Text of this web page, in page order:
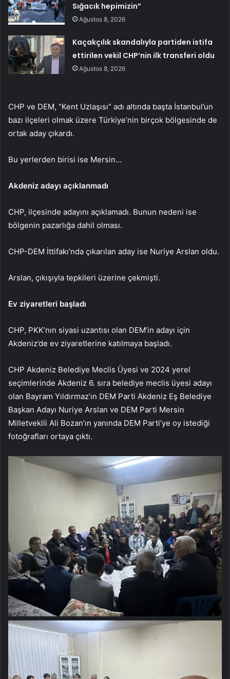
Sığacık hepimizin”
Ağustos 8, 2026
Kaçakçılık skandalıyla partiden istifa
ettirilen vekil CHP’nin ilk transferi oldu
Ağustos 8, 2026
CHP ve DEM, “Kent Uzlaşısı” adı altında başta İstanbul’un
bazı ilçeleri olmak üzere Türkiye’nin birçok bölgesinde de
ortak aday çıkardı.
Bu yerlerden birisi ise Mersin…
Akdeniz adayı açıklanmadı
CHP, ilçesinde adayını açıklamadı. Bunun nedeni ise
bölgenin pazarlığa dahil olması.
CHP-DEM İttifakı’nda çıkarılan aday ise Nuriye Arslan oldu.
Arslan, çıkışıyla tepkileri üzerine çekmişti.
Ev ziyaretleri başladı
CHP, PKK’nın siyasi uzantısı olan DEM’in adayı için
Akdeniz’de ev ziyaretlerine katılmaya başladı.
CHP Akdeniz Belediye Meclis Üyesi ve 2024 yerel
seçimlerinde Akdeniz 6. sıra belediye meclis üyesi adayı
olan Bayram Yıldırmaz’ın DEM Parti Akdeniz Eş Belediye
Başkan Adayı Nuriye Arslan ve DEM Parti Mersin
Milletvekili Ali Bozan’ın yanında DEM Parti’ye oy istediği
fotoğrafları ortaya çıktı.